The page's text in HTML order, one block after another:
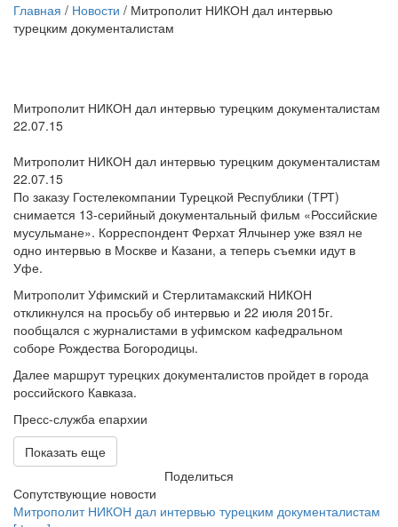
Главная / Новости / Митрополит НИКОН дал интервью
турецким документалистам
Митрополит НИКОН дал интервью турецким документалистам
22.07.15
Митрополит НИКОН дал интервью турецким документалистам
22.07.15
По заказу Гостелекомпании Турецкой Республики (ТРТ)
снимается 13-серийный документальный фильм «Российские
мусульмане». Корреспондент Ферхат Ялчынер уже взял не
одно интервью в Москве и Казани, а теперь съемки идут в
Уфе.
Митрополит Уфимский и Стерлитамакский НИКОН
откликнулся на просьбу об интервью и 22 июля 2015г.
пообщался с журналистами в уфимском кафедральном
соборе Рождества Богородицы.
Далее маршрут турецких документалистов пройдет в города
российского Кавказа.
Пресс-служба епархии
Показать еще
Поделиться
Сопутствующие новости
Митрополит НИКОН дал интервью турецким документалистам